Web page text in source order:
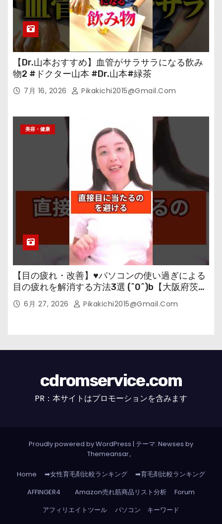
【Dr.山本おすすめ】血管がサラサラになる飲み
物2 #ドクター山本 #Dr.山本#緑茶
7月 16, 2026 Pikakichi2015@gmail.com
美容・健康
【目の疲れ・改善】♥パソコンの使い過ぎによる
目の疲れを解消する方法3選 (^0^)b【大阪府茨木
市の女性・美容鍼灸・整体師が教えます。】
6月 27, 2026 Pikakichi2015@gmail.com
cdromservice.com
PR：本サイトはプロモーションを含みます
Proudly powered by WordPress | テーマ: Newses by
Themeansar。
Home ➡女性育毛剤比較ランキング
➡育毛剤比較ランキング
AFFINGER4
Amazon売れ筋商品リスト分析
Forum
アフィリエイトツール
パソコン キーワード